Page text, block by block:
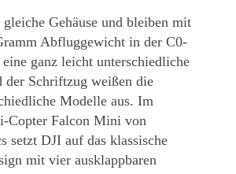
Gehäuse und bleiben mit
Abfluggewicht in der C0-
ganz leicht unterschiedliche
der Schriftzug weißen die
Modelle aus. Im
Copter Falcon Mini von
setzt DJI auf das klassische
mit vier ausklappbaren